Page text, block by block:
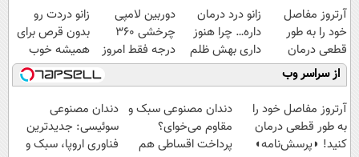
آرتروز مفاصل
خود را به طور
قطعی درمان
کنید!
◗پرسش‌نامه◖
زانو درد درمان
داره… چرا هنوز
داری بهش ظلم
می‌کنی؟
دوربین لامپی
چرخشی 360
درجه فقط امروز
حراج شد🔥
پرداخت درب
منزل
زانو دردت رو
بدون قرص برای
همیشه خوب
کن! (قدم اول،
پرسش‌نامه)
از سراسر وب
آرتروز مفاصل خود را
به طور قطعی درمان
کنید! ◗پرسش‌نامه◖
دندان مصنوعی سبک و
مقاوم می‌خوای؟
پرداخت اقساطی هم
دندان مصنوعی
سوئیسی: جدیدترین
فناوری اروپا، سبک و